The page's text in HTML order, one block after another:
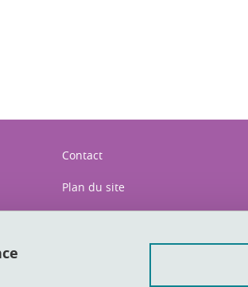
Contact
Plan du site
Données personnelles